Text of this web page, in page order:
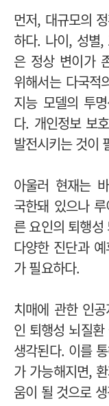
먼저, 대규모의
하다. 나이, 성별
은 정상 변이가
위해서는 다국적
지능 모델의 투
다. 개인정보 보
발전시키는 것이
아울러 현재는
국한돼 있으나
른 요인의 퇴행
다양한 진단과
가 필요하다.
치매에 관한 인
인 퇴행성 뇌질
생각된다. 이를
가 가능해지면,
움이 될 것으로